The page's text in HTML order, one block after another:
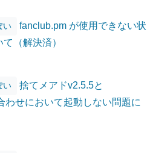
い
fanclub.pm が使用できない状
（解決済）
い
捨てメアドv2.5.5と
わせにおいて起動しない問題に